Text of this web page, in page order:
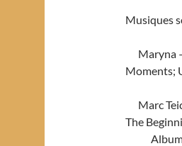
Musiques
Maryna –
Moments;
Marc
The
Album :